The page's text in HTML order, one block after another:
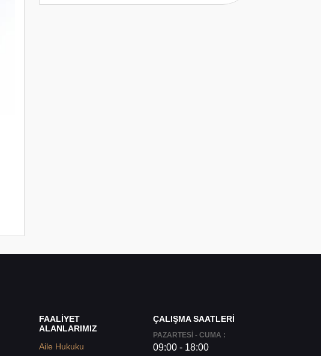
FAALİYET
ALANLARIMIZ
Aile Hukuku
ÇALIŞMA SAATLERİ
PAZARTESİ - CUMA :
09:00 - 18:00